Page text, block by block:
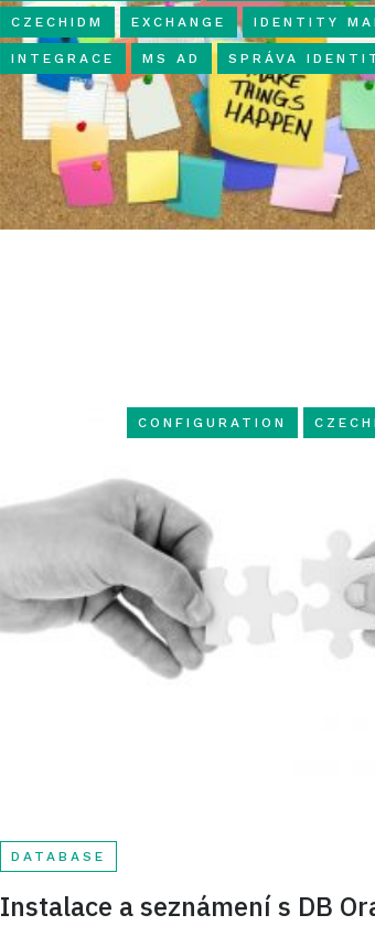
CZECHIDM EXCHANGE IDENTITY
INTEGRACE MS AD SPRÁVA
CONFIGURATION
DATABASE
Instalace a seznámení s DB